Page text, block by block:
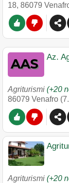
18, 86079
Az.
Agriturismi (+20
86079 Venafro
Agriturismi (+20